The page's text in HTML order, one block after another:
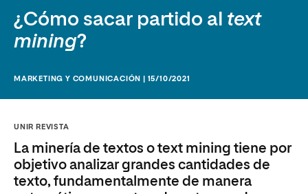
¿Cómo sacar partido al text
mining?
MARKETING Y COMUNICACIÓN | 15/10/2021
UNIR REVISTA
La minería de textos o text mining tiene por
objetivo analizar grandes cantidades de
texto, fundamentalmente de manera